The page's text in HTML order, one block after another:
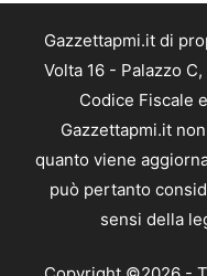
Gazzettapmi.it di
Volta 16 - Palazzo
Codice Fiscale
Gazzettapmi.it
quanto viene
può pertanto
sensi della